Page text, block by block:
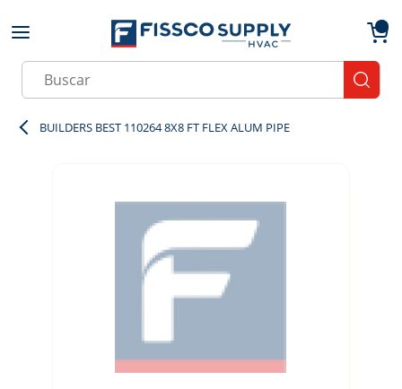
Skip to main content
Site Search
BUILDERS BEST 110264 8X8 FT FLEX ALUM PIPE